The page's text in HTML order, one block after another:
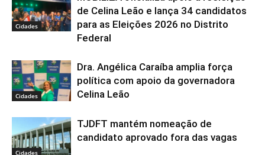
Cidades
de Celina Leão e lança 34 candidatos
para as Eleições 2026 no Distrito
Federal
Cidades
Dra. Angélica Caraíba amplia força
política com apoio da governadora
Celina Leão
Cidades
TJDFT mantém nomeação de
candidato aprovado fora das vagas